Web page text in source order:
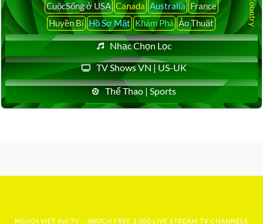
CuộcSống ở USA Canada Australia France
Huyền Bí Hồ Sơ Mật Khám Phá Ảo Thuật
Nhạc Chọn Lọc
TV Shows VN | US-UK
Thể Thao | Sports
NGUOI VIET dot TV :: WATCH FREE 1,000 LIVE STREAM TV CHANNELS